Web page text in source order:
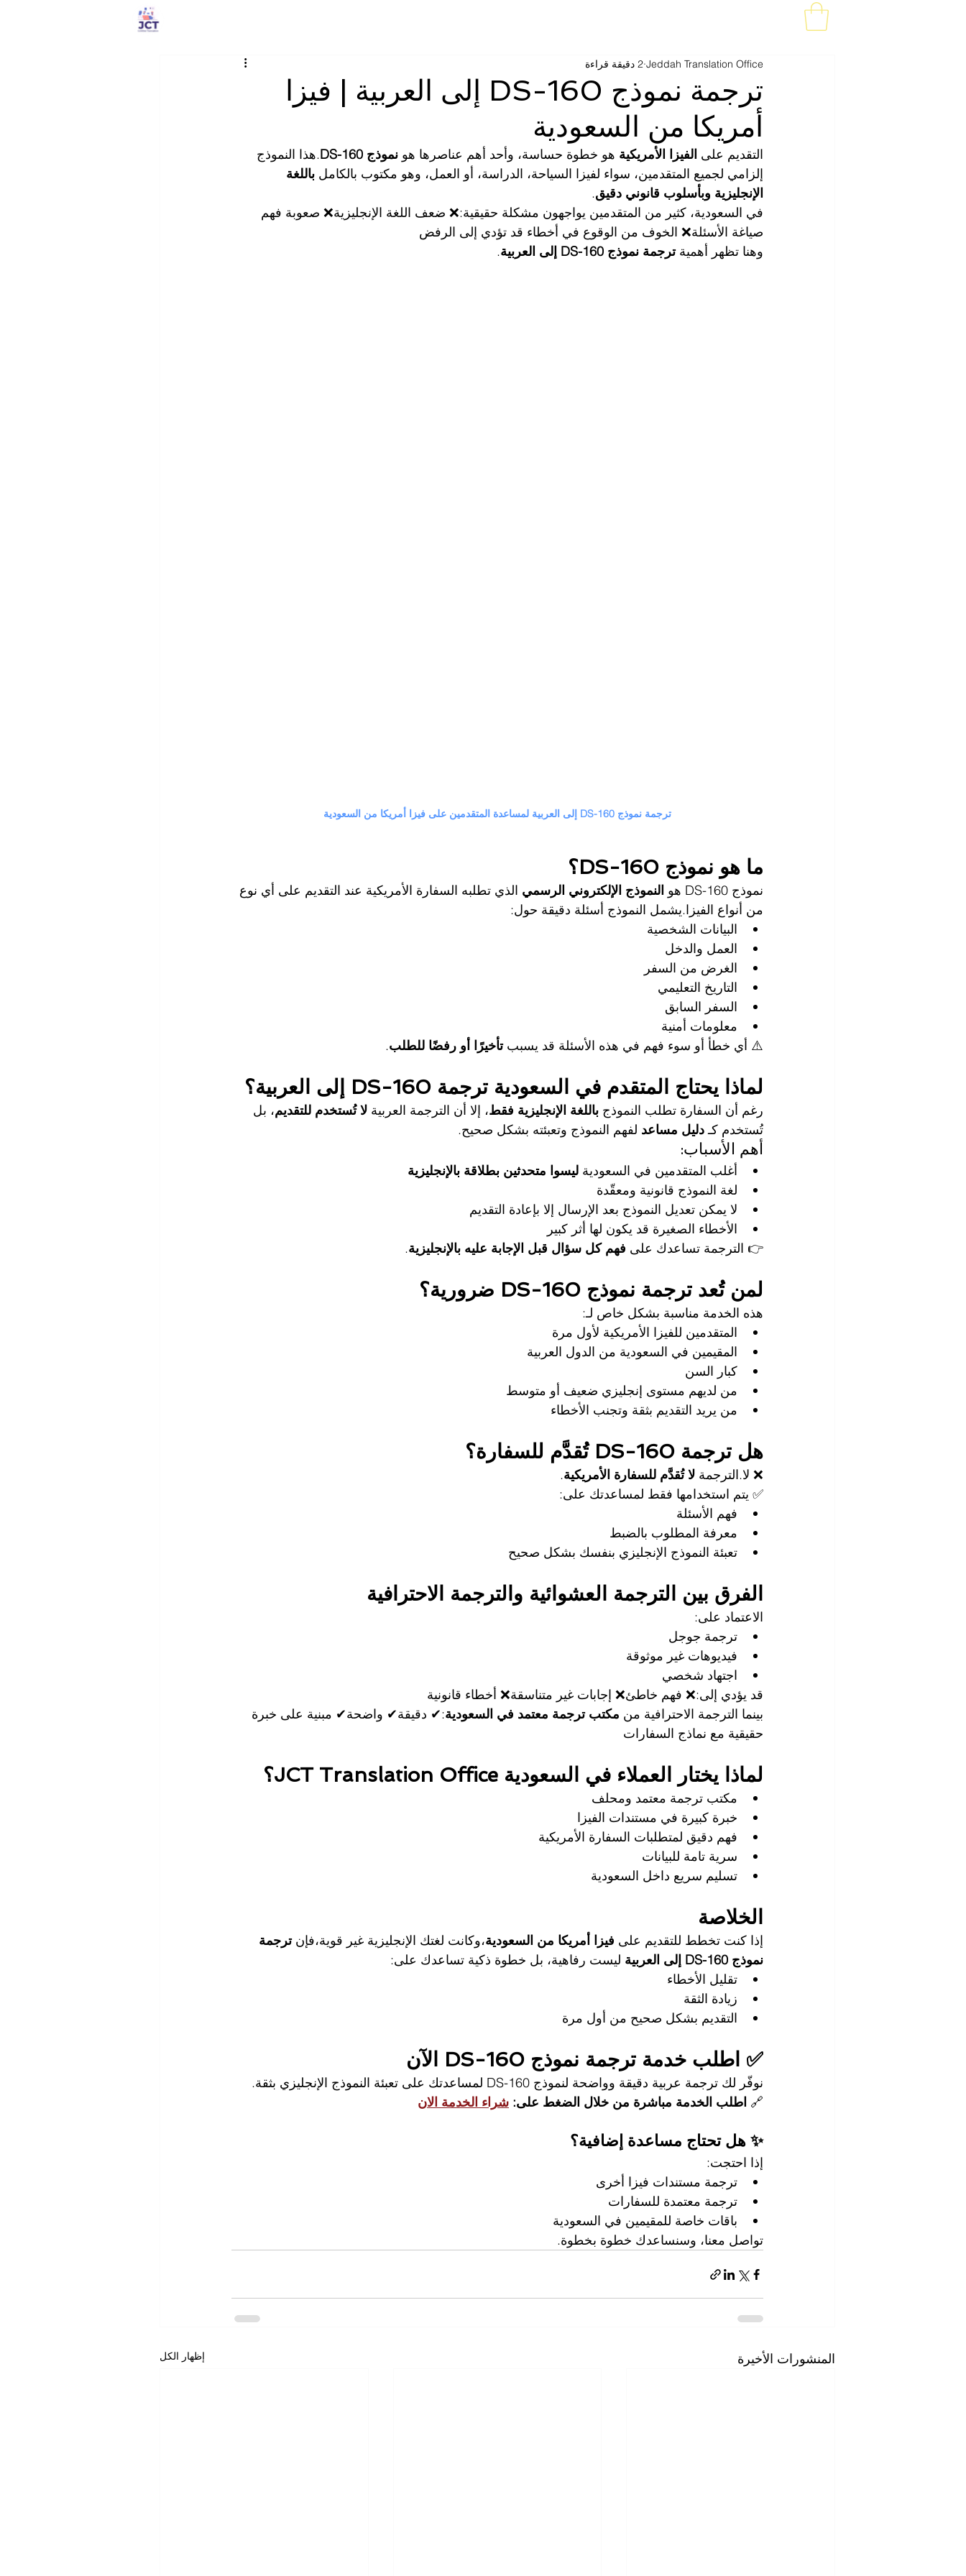
ترجمة نموذج DS-160 إلى العربية | فيزا
أمريكا من السعودية
Jeddah Translation Office 2 دقيقة قراءة
التقديم على الفيزا الأمريكية هو خطوة حساسة، وأحد أهم عناصرها هو نموذج DS-160
.هذا النموذج
إلزامي لجميع المتقدمين، سواء لفيزا السياحة، الدراسة، أو العمل، وهو مكتوب بالكامل باللغة
الإنجليزية وبأسلوب قانوني دقيق.
في السعودية، كثير من المتقدمين يواجهون مشكلة حقيقية:❌ ضعف اللغة الإنجليزية❌ صعوبة فهم
صياغة الأسئلة❌ الخوف من الوقوع في أخطاء قد تؤدي إلى الرفض
وهنا تظهر أهمية ترجمة نموذج DS-160 إلى العربية .
ترجمة نموذج DS-160 إلى العربية لمساعدة المتقدمين على فيزا أمريكا من السعودية
ما هو نموذج DS-160؟
نموذج DS-160 هو النموذج الإلكتروني الرسمي الذي تطلبه السفارة الأمريكية عند التقديم على أي نوع
من أنواع الفيزا.يشمل النموذج أسئلة دقيقة حول:
البيانات الشخصية
العمل والدخل
الغرض من السفر
التاريخ التعليمي
السفر السابق
معلومات أمنية
⚠️ أي خطأ أو سوء فهم في هذه الأسئلة قد يسبب تأخيرًا أو رفضًا للطلب.
لماذا يحتاج المتقدم في السعودية ترجمة DS-160 إلى العربية؟
رغم أن السفارة تطلب النموذج باللغة الإنجليزية فقط، إلا أن الترجمة العربية لا تُستخدم للتقديم، بل
تُستخدم كـ دليل مساعد لفهم النموذج وتعبئته بشكل صحيح.
أهم الأسباب:
أغلب المتقدمين في السعودية ليسوا متحدثين بطلاقة بالإنجليزية
لغة النموذج قانونية ومعقّدة
لا يمكن تعديل النموذج بعد الإرسال إلا بإعادة التقديم
الأخطاء الصغيرة قد يكون لها أثر كبير
👉 الترجمة تساعدك على فهم كل سؤال قبل الإجابة عليه بالإنجليزية.
لمن تُعد ترجمة نموذج DS-160 ضرورية؟
هذه الخدمة مناسبة بشكل خاص لـ:
المتقدمين للفيزا الأمريكية لأول مرة
المقيمين في السعودية من الدول العربية
كبار السن
من لديهم مستوى إنجليزي ضعيف أو متوسط
من يريد التقديم بثقة وتجنب الأخطاء
هل ترجمة DS-160 تُقدَّم للسفارة؟
❌ لا.الترجمة لا تُقدَّم للسفارة الأمريكية.
✅ يتم استخدامها فقط لمساعدتك على:
فهم الأسئلة
معرفة المطلوب بالضبط
تعبئة النموذج الإنجليزي بنفسك بشكل صحيح
الفرق بين الترجمة العشوائية والترجمة الاحترافية
الاعتماد على:
ترجمة جوجل
فيديوهات غير موثوقة
اجتهاد شخصي
قد يؤدي إلى:❌ فهم خاطئ❌ إجابات غير متناسقة❌ أخطاء قانونية
بينما الترجمة الاحترافية من مكتب ترجمة معتمد في السعودية:✔ دقيقة✔ واضحة✔ مبنية على خبرة
حقيقية مع نماذج السفارات
لماذا يختار العملاء في السعودية JCT Translation Office؟
مكتب ترجمة معتمد ومحلف
خبرة كبيرة في مستندات الفيزا
فهم دقيق لمتطلبات السفارة الأمريكية
سرية تامة للبيانات
تسليم سريع داخل السعودية
الخلاصة
إذا كنت تخطط للتقديم على فيزا أمريكا من السعودية،وكانت لغتك الإنجليزية غير قوية،فإن ترجمة
نموذج DS-160 إلى العربية
ليست رفاهية، بل خطوة ذكية تساعدك على:
تقليل الأخطاء
زيادة الثقة
التقديم بشكل صحيح من أول مرة
✅ اطلب خدمة ترجمة نموذج DS-160 الآن
نوفّر لك ترجمة عربية دقيقة وواضحة لنموذج DS-160 لمساعدتك على تعبئة النموذج الإنجليزي بثقة.
🔗 اطلب الخدمة مباشرة من خلال الضغط على: شراء الخدمة الان
✨ هل تحتاج مساعدة إضافية؟
إذا احتجت:
ترجمة مستندات فيزا أخرى
ترجمة معتمدة للسفارات
باقات خاصة للمقيمين في السعودية
تواصل معنا، وسنساعدك خطوة بخطوة.
المنشورات الأخيرة إظهار الكل